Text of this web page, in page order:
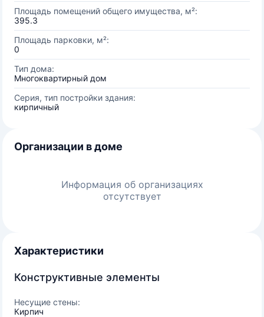
Площадь помещений общего имущества, м²:
395.3
Площадь парковки, м²:
0
Тип дома:
Многоквартирный дом
Серия, тип постройки здания:
кирпичный
Организации в доме
Информация об организациях
отсутствует
Характеристики
Конструктивные элементы
Несущие стены:
Кирпич